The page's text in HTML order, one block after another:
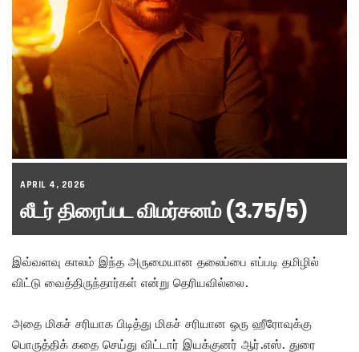
APRIL 4, 2026
லீடர் திரைப்பட விமர்சனம் (3.75/5)
இவ்வளவு காலம் இந்த அருமையான தலைப்பை எப்படி தமிழில்
விட்டு வைத்திருந்தார்கள் என்று தெரியவில்லை.
அதை மிகச் சரியாக பிடித்து மிகச் சரியான ஒரு ஹீரோவுக்கு
பொருத்திக் கதை செய்து விட்டார் இயக்குனர் ஆர்.எஸ். துரை